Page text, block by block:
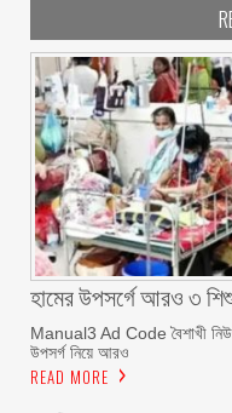
হামের উপসর্গে আরও ৩
Manual3 Ad Code বৈশাখী
উপসর্গ নিয়ে আরও
READ MORE